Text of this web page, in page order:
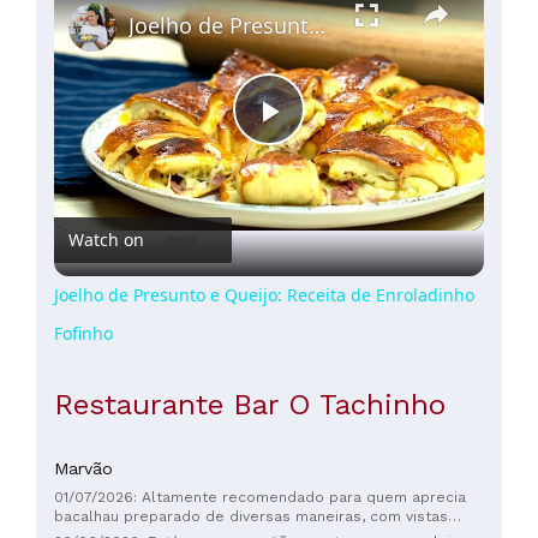
Play
Video
Joelho de Presunto e Queijo: Receita de Enroladinho Fofinho
Watch on
Joelho de Presunto e Queijo: Receita de Enroladinho
Fofinho
Restaurante Bar O Tachinho
Marvão
01/07/2026: Altamente recomendado para quem aprecia
bacalhau preparado de diversas maneiras, com vistas